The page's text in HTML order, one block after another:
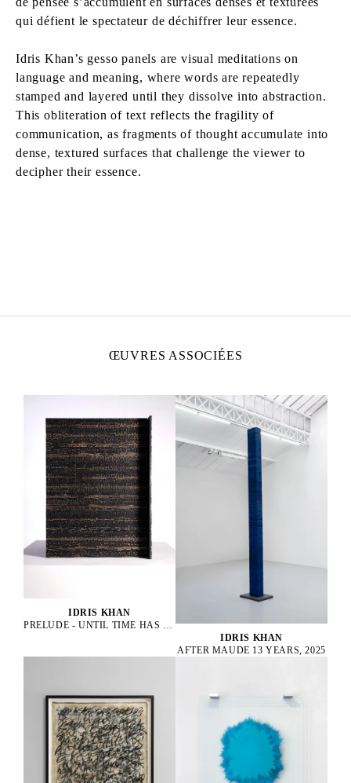
qui défient le spectateur de déchiffrer leur essence.
Idris Khan’s gesso panels are visual meditations on
language and meaning, where words are repeatedly
stamped and layered until they dissolve into abstraction.
This obliteration of text reflects the fragility of
communication, as fragments of thought accumulate into
dense, textured surfaces that challenge the viewer to
decipher their essence.
ŒUVRES ASSOCIÉES
IDRIS KHAN
IDRIS KHAN
AFTER MAUDE 13 YEARS, 2025